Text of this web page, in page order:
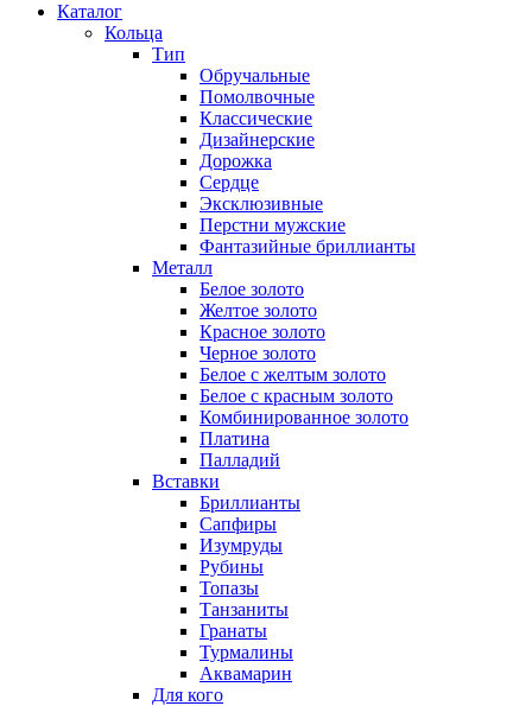
Каталог
Кольца
Тип
Обручальные
Помолвочные
Классические
Дизайнерские
Дорожка
Сердце
Эксклюзивные
Перстни мужские
Фантазийные бриллианты
Металл
Белое золото
Желтое золото
Красное золото
Черное золото
Белое с желтым золото
Белое с красным золото
Комбинированное золото
Платина
Палладий
Вставки
Бриллианты
Сапфиры
Изумруды
Рубины
Топазы
Танзаниты
Гранаты
Турмалины
Аквамарин
Для кого